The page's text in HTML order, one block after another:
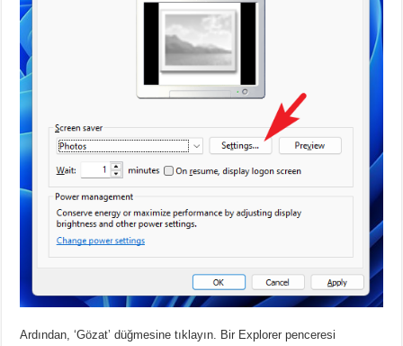
Ardından, ‘Gözat’ düğmesine tıklayın. Bir Explorer penceresi